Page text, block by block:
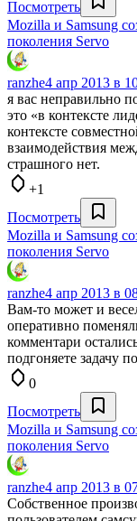
Посмотреть
Mozilla и Samsung
поколения Servo
ranzhe4 апр 2013 в
я вас неправильно
это «в контексте
контексте
взаимодействия
страшного нет.
+1
Посмотреть
Mozilla и Samsung
поколения Servo
ranzhe4 апр 2013 в
Вам-то может и
оперативно
комментари
подгоняете задачу
0
Посмотреть
Mozilla и Samsung
поколения Servo
ranzhe4 апр 2013 в
Собственное